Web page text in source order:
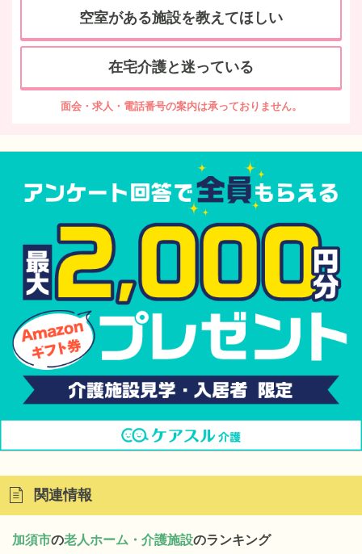
空室がある施設を教えてほしい
在宅介護と迷っている
面会・求人・電話番号の案内は承っておりません。
関連情報
加須市の老人ホーム・介護施設のランキング